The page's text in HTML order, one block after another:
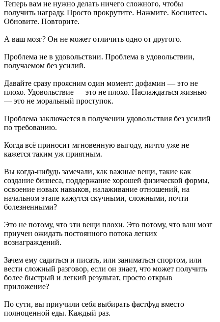
Теперь вам не нужно делать ничего сложного, чтобы
получить награду. Просто прокрутите. Нажмите. Коснитесь.
Обновите. Повторите.
А ваш мозг? Он не может отличить одно от другого.
Проблема не в удовольствии. Проблема в удовольствии,
получаемом без усилий.
Давайте сразу проясним один момент: дофамин — это не
плохо. Удовольствие — это не плохо. Наслаждаться жизнью
— это не моральный проступок.
Проблема заключается в получении удовольствия без усилий
по требованию.
Когда всё приносит мгновенную выгоду, ничто уже не
кажется таким уж приятным.
Вы когда-нибудь замечали, как важные вещи, такие как
создание бизнеса, поддержание хорошей физической формы,
освоение новых навыков, налаживание отношений, на
начальном этапе кажутся скучными, сложными, почти
болезненными?
Это не потому, что эти вещи плохи. Это потому, что ваш мозг
приучен ожидать постоянного потока легких
вознаграждений.
Зачем ему садиться и писать, или заниматься спортом, или
вести сложный разговор, если он знает, что может получить
более быстрый и легкий результат, просто открыв
приложение?
По сути, вы приучили себя выбирать фастфуд вместо
полноценной еды. Каждый раз.